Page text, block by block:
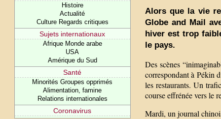
Histoire
Actualité
Culture Regards critiques
Sujets internationaux
Afrique Monde arabe
USA
Amérique du Sud
Santé
Minorités Groupes opprimés
Alimentation, famine
Relations internationales
Coronavirus
Alors que la vie
Globe and Mail
hiver est trop
le pays.
Des scènes
correspondant à Pékin
les restaurants. Un
course effrénée vers le
Mardi, un journal